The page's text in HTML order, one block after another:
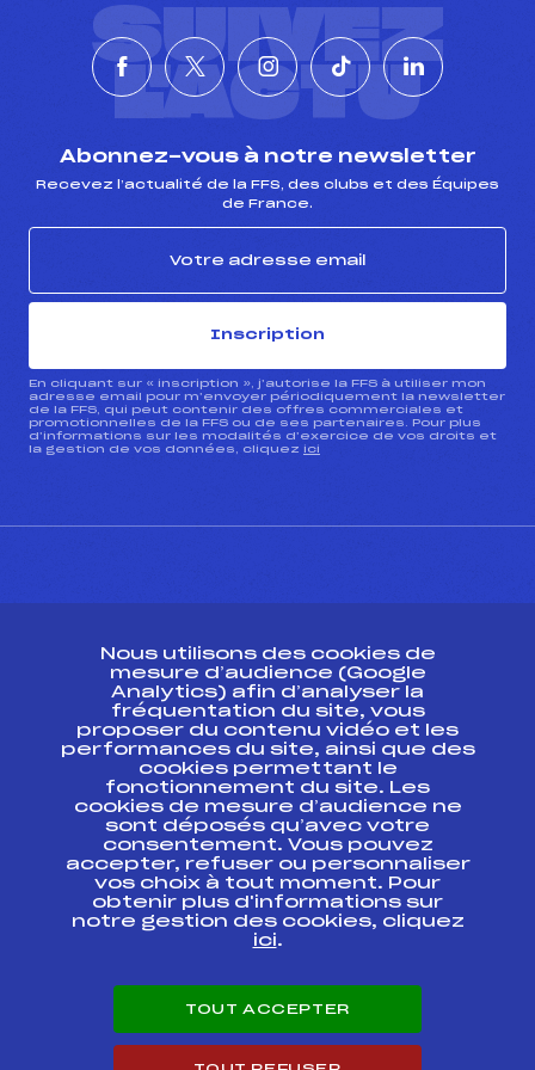
SUIVEZ
L'ACTU
Abonnez-vous à notre newsletter
Recevez l’actualité de la FFS, des clubs et des Équipes
de France.
Inscription
En cliquant sur « inscription », j’autorise la FFS à utiliser mon
adresse email pour m’envoyer périodiquement la newsletter
de la FFS, qui peut contenir des offres commerciales et
promotionnelles de la FFS ou de ses partenaires. Pour plus
d’informations sur les modalités d’exercice de vos droits et
la gestion de vos données, cliquez ici
Ressources
Pass’Neige
Projet sportif fédéral
Projet de performance fédéral
Antidopage
Pôle Développement, Formation, Suivi
Scientifique
Listes ministérielles
Pôle vie de l’athlète
Enseignement professionnel
Carrières
Nous utilisons des cookies de
mesure d’audience (Google
Analytics) afin d’analyser la
fréquentation du site, vous
proposer du contenu vidéo et les
performances du site, ainsi que des
cookies permettant le
fonctionnement du site. Les
cookies de mesure d’audience ne
sont déposés qu’avec votre
consentement. Vous pouvez
accepter, refuser ou personnaliser
vos choix à tout moment. Pour
obtenir plus d'informations sur
notre gestion des cookies, cliquez
ici.
TOUT ACCEPTER